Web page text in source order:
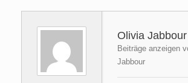
Olivia Jabbour
Beiträge anzeigen
Jabbour